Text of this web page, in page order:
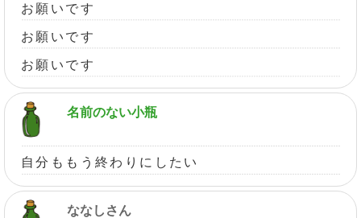
お願いです
お願いです
お願いです
名前のない小瓶
自分ももう終わりにしたい
ななしさん